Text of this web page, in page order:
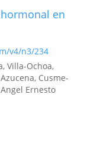
en
v4/n3/234
Villa-Ochoa,
Cusme-
Ernesto